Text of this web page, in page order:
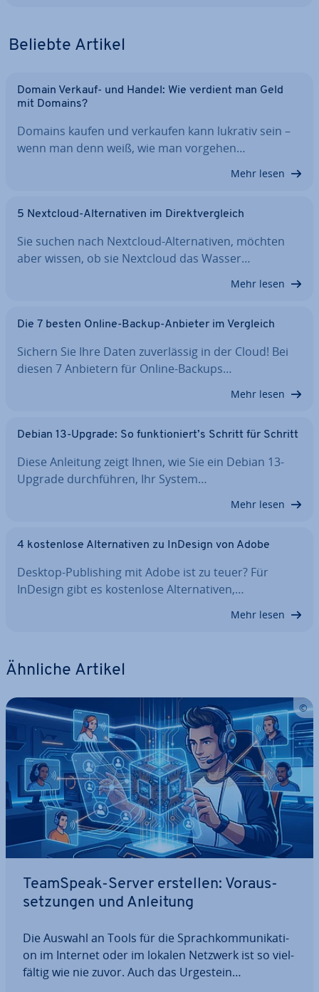
Beliebte Artikel
Domain Verkauf- und Handel: Wie verdient man Geld
mit Domains?
Domains kaufen und verkaufen kann lukrativ sein –
wenn man denn weiß, wie man vorgehen…
Mehr lesen
5 Nextcloud-Al­ter­na­ti­ven im Di­rekt­ver­gleich
Sie suchen nach Nextcloud-Al­ter­na­ti­ven, möchten
aber wissen, ob sie Nextcloud das Wasser…
Mehr lesen
Die 7 besten Online-Backup-Anbieter im Vergleich
Sichern Sie Ihre Daten zu­ver­läs­sig in der Cloud! Bei
diesen 7 Anbietern für Online-Backups…
Mehr lesen
Debian 13-Upgrade: So funk­tio­niert’s Schritt für Schritt
Diese Anleitung zeigt Ihnen, wie Sie ein Debian 13-
Upgrade durch­füh­ren, Ihr System…
Mehr lesen
4 kos­ten­lo­se Al­ter­na­ti­ven zu InDesign von Adobe
Desktop-Pu­bli­shing mit Adobe ist zu teuer? Für
InDesign gibt es kos­ten­lo­se Al­ter­na­ti­ven,…
Mehr lesen
Ähnliche Artikel
TeamSpeak-Server erstellen: Vor­aus­
set­zun­gen und Anleitung
Die Auswahl an Tools für die Sprach­kom­mu­ni­ka­ti­
on im Internet oder im lokalen Netzwerk ist so viel­
fäl­tig wie nie zuvor. Auch das Urgestein